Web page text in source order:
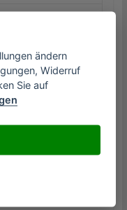
diese Formel zu
Formelsammlung
hinzufügen
ändern
Widerruf
Sie auf